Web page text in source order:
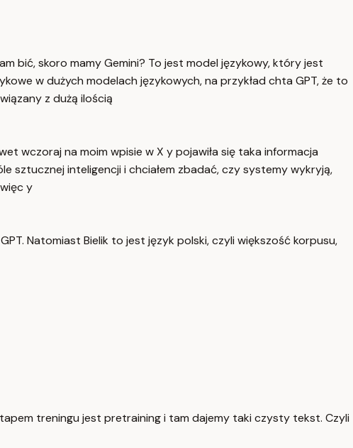
bić, skoro mamy Gemini? To jest model językowy, który jest
w dużych modelach językowych, na przykład chta GPT, że to
z dużą ilością
wczoraj na moim wpisie w X y pojawiła się taka informacja
sztucznej inteligencji i chciałem zbadać, czy systemy wykryją,
y
Natomiast Bielik to jest język polski, czyli większość korpusu,
treningu jest pretraining i tam dajemy taki czysty tekst. Czyli